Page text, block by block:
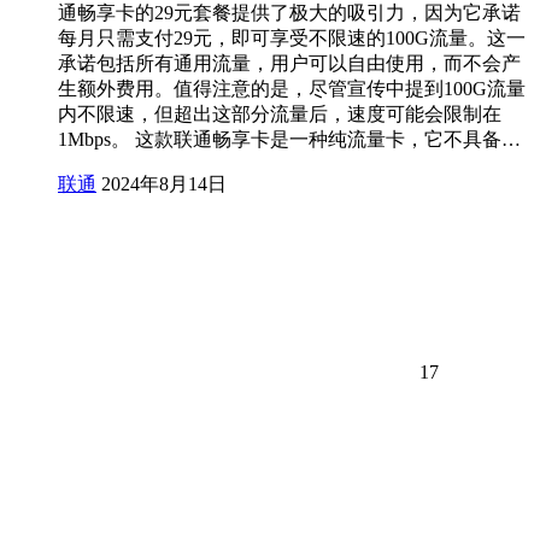
通畅享卡的29元套餐提供了极大的吸引力，因为它承诺
每月只需支付29元，即可享受不限速的100G流量。这一
承诺包括所有通用流量，用户可以自由使用，而不会产
生额外费用。值得注意的是，尽管宣传中提到100G流量
内不限速，但超出这部分流量后，速度可能会限制在
1Mbps。 这款联通畅享卡是一种纯流量卡，它不具备…
联通 2024年8月14日
17